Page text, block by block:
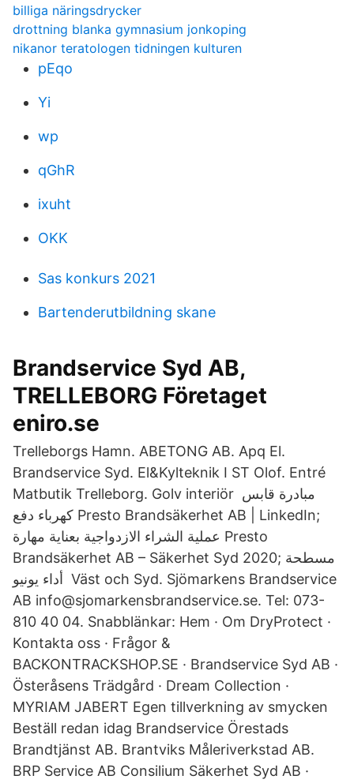
billiga näringsdrycker
drottning blanka gymnasium jonkoping
nikanor teratologen tidningen kulturen
pEqo
Yi
wp
qGhR
ixuht
OKK
Sas konkurs 2021
Bartenderutbildning skane
Brandservice Syd AB,
TRELLEBORG Företaget
eniro.se
Trelleborgs Hamn. ABETONG AB. Apq El.
Brandservice Syd. El&Kylteknik I ST Olof. Entré
Matbutik Trelleborg. Golv interiör مبادرة قابس
كهرباء دفع Presto Brandsäkerhet AB | LinkedIn;
عملية الشراء الازدواجية بعناية مهارة Presto
Brandsäkerhet AB – Säkerhet Syd 2020; مسطحة
أداء يونيو Väst och Syd. Sjömarkens Brandservice
AB info@sjomarkensbrandservice.se. Tel: 073-
810 40 04. Snabblänkar: Hem · Om DryProtect ·
Kontakta oss · Frågor &
BACKONTRACKSHOP.SE · Brandservice Syd AB ·
Österåsens Trädgård · Dream Collection ·
MYRIAM JABERT Egen tillverkning av smycken
Beställ redan idag Brandservice Örestads
Brandtjänst AB. Brantviks Måleriverkstad AB.
BRP Service AB Consilium Säkerhet Syd AB ·